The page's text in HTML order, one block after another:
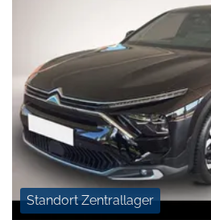
Standort Zentrallager